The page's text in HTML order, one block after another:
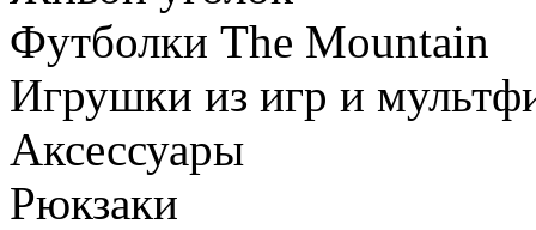
Футболки The Mountain
Игрушки из игр и
Аксессуары
Рюкзаки